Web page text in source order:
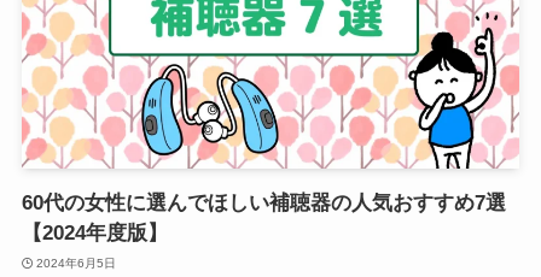
60代の女性に選んでほしい補聴器の人気おすすめ7選
【2024年度版】
2024年6月5日